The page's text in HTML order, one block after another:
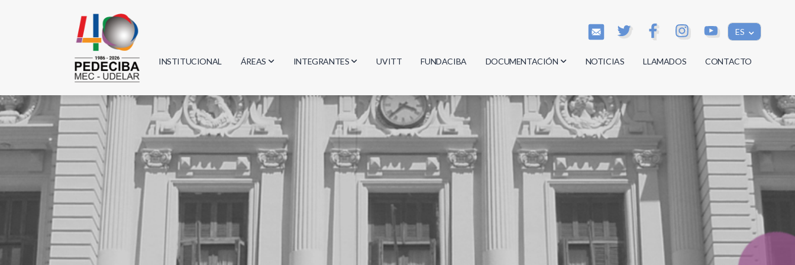
ES
INSTITUCIONAL ÁREAS
Biología
Física
Geociencias
Informática
Matemática
INTEGRANTES
Investigadores
Estudiantes
Egresados
UVITT FUNDACIBA DOCUMENTACIÓN
Actas
Reglamentos
Documentos
NOTICIAS LLAMADOS CONTACTO